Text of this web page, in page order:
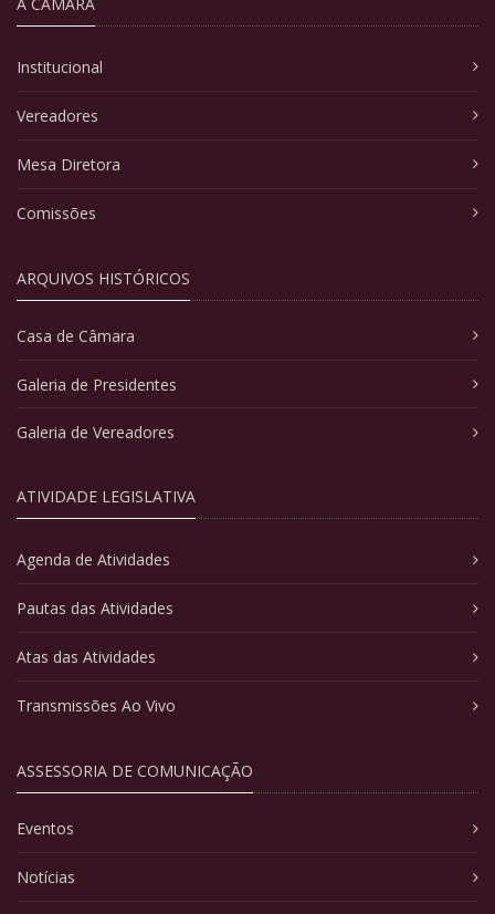
Institucional
Vereadores
Mesa Diretora
Comissões
ARQUIVOS HISTÓRICOS
Casa de Câmara
Galeria de Presidentes
Galeria de Vereadores
ATIVIDADE LEGISLATIVA
Agenda de Atividades
Pautas das Atividades
Atas das Atividades
Transmissões Ao Vivo
ASSESSORIA DE COMUNICAÇÃO
Eventos
Notícias